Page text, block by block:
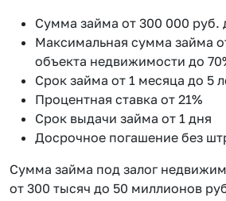
Сумма займа от 300 000 руб.
Максимальная сумма займа
объекта недвижимости до
Срок займа от 1 месяца до 5
Процентная ставка от 21%
Срок выдачи займа от 1 дня
Досрочное погашение без
Сумма займа под залог
от 300 тысяч до 50 миллионов